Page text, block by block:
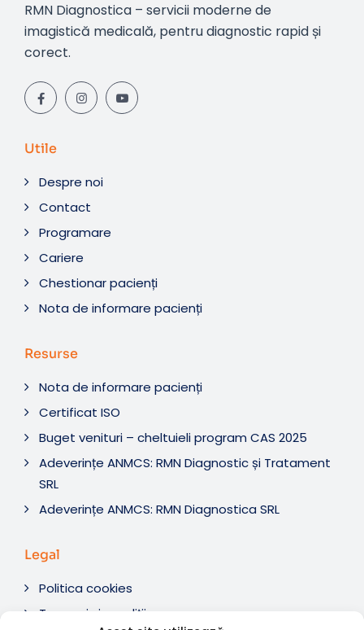
RMN Diagnostica – servicii moderne de
imagistică medicală, pentru diagnostic rapid și
corect.
Utile
Despre noi
Contact
Programare
Cariere
Chestionar pacienți
Nota de informare pacienți
Resurse
Nota de informare pacienți
Certificat ISO
Buget venituri – cheltuieli program CAS 2025
Adeverințe ANMCS: RMN Diagnostic și Tratament
SRL
Adeverințe ANMCS: RMN Diagnostica SRL
Legal
Politica cookies
Termeni si condiții